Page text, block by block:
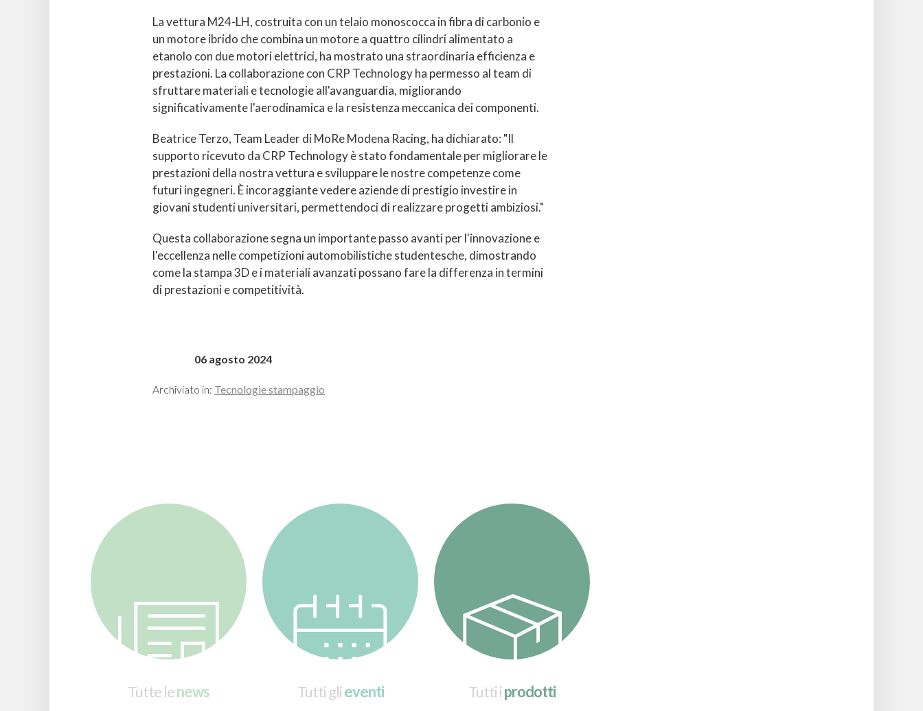
La vettura M24-LH, costruita con un telaio monoscocca in fibra di carbonio e
un motore ibrido che combina un motore a quattro cilindri alimentato a
etanolo con due motori elettrici, ha mostrato una straordinaria efficienza e
prestazioni. La collaborazione con CRP Technology ha permesso al team di
sfruttare materiali e tecnologie all'avanguardia, migliorando
significativamente l'aerodinamica e la resistenza meccanica dei componenti.
Beatrice Terzo, Team Leader di MoRe Modena Racing, ha dichiarato: "Il
supporto ricevuto da CRP Technology è stato fondamentale per migliorare le
prestazioni della nostra vettura e sviluppare le nostre competenze come
futuri ingegneri. È incoraggiante vedere aziende di prestigio investire in
giovani studenti universitari, permettendoci di realizzare progetti ambiziosi."
Questa collaborazione segna un importante passo avanti per l'innovazione e
l'eccellenza nelle competizioni automobilistiche studentesche, dimostrando
come la stampa 3D e i materiali avanzati possano fare la differenza in termini
di prestazioni e competitività.
06 agosto 2024
Archiviato in: Tecnologie stampaggio
Tutte lenews Tutti glieventi Tutti iprodotti